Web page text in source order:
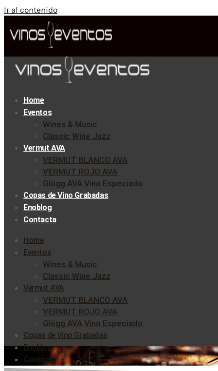
Ir al contenido
Home
Eventos
Wines & Music
Classic Wine Jazz
Vermut AVA
VERMUT BLANCO AVA
VERMUT ROJO AVA
Glögg AVA Vino Especiado
Copas de Vino Grabadas
Enoblog
Contacta
Home
Eventos
Wines & Music
Classic Wine Jazz
Vermut AVA
VERMUT BLANCO AVA
VERMUT ROJO AVA
Glögg AVA Vino Especiado
Copas de Vino Grabadas
Enoblog
Contacta